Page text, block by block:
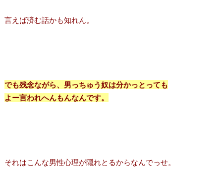
言えば済む話かも知れん。
でも残念ながら、男っちゅう奴は分かっとっても
よー言われへんもんなんです。
それはこんな男性心理が隠れとるからなんでっせ。